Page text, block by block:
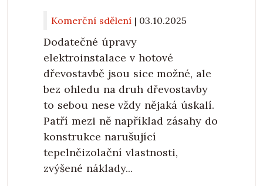
Komerční sdělení | 03.10.2025
Dodatečné úpravy
elektroinstalace v hotové
dřevostavbě jsou sice možné, ale
bez ohledu na druh dřevostavby
to sebou nese vždy nějaká úskalí.
Patří mezi ně například zásahy do
konstrukce narušující
tepelněizolační vlastnosti,
zvýšené náklady...